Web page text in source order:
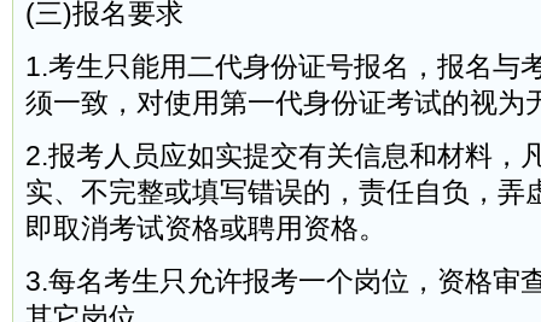
(三)报名要求
1.考生只能用二代身份证号报名，报名与
须一致，对使用第一代身份证考试的视为
2.报考人员应如实提交有关信息和材料，
实、不完整或填写错误的，责任自负，弄
即取消考试资格或聘用资格。
3.每名考生只允许报考一个岗位，资格审